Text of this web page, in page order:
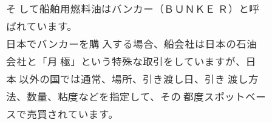
そ して船舶用燃料油はバンカー（ＢＵＮＫＥ Ｒ）と呼
ばれています。
日本でバンカーを購 入する場合、船会社は日本の石油
会社と「月 極」という特殊な取引をしていますが、日
本 以外の国では通常、場所、引き渡し日、引き 渡し方
法、数量、粘度などを指定して、その 都度スポットベー
スで売買されています。